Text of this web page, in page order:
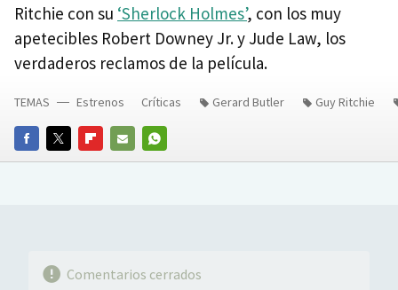
Ritchie con su ‘Sherlock Holmes’, con los muy
apetecibles Robert Downey Jr. y Jude Law, los
verdaderos reclamos de la película.
FACEBOOKTWITTERFLIPBOARD
E-
WHATSAPP
TEMAS Estrenos Críticas Gerard Butler Guy Ritchie
Comentarios cerrados